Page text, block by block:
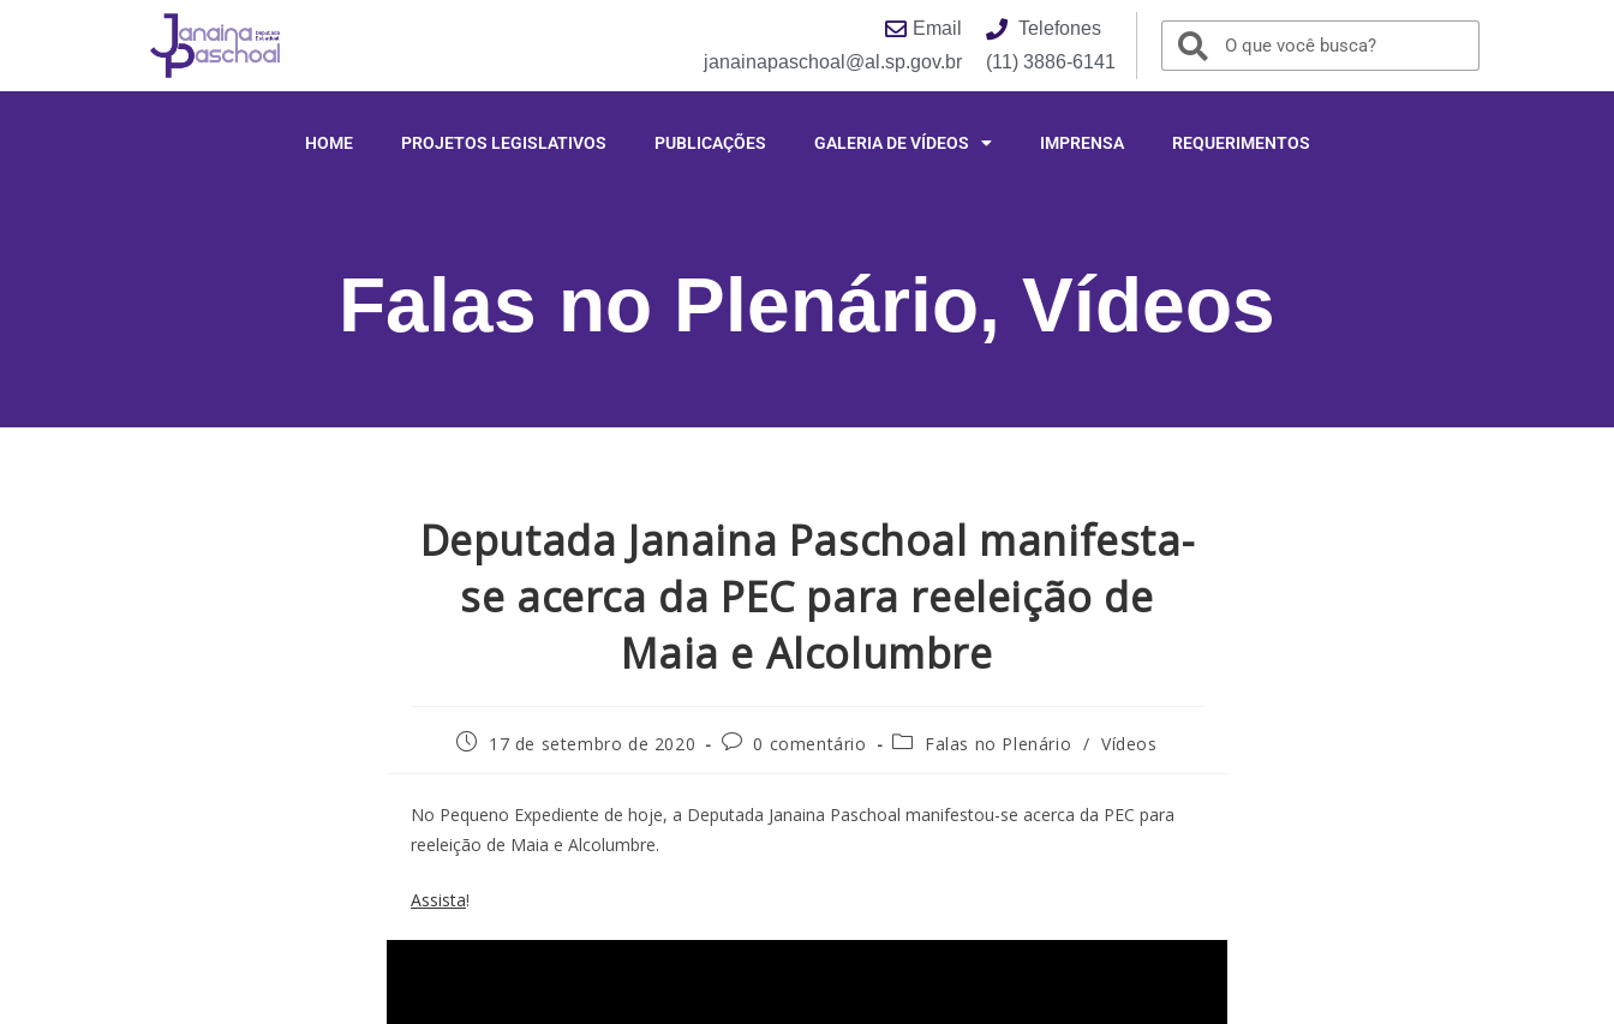
Email
janainapaschoal@al.sp.gov.br
Telefones
(11) 3886-6141
HOME PROJETOS LEGISLATIVOS PUBLICAÇÕES GALERIA DE VÍDEOS IMPRENSA REQUERIMENTOS
Falas no Plenário, Vídeos
Deputada Janaina Paschoal manifesta-
se acerca da PEC para reeleição de
Maia e Alcolumbre
17 de setembro de 2020 0 comentário Falas no Plenário / Vídeos
No Pequeno Expediente de hoje, a Deputada Janaina Paschoal manifestou-se acerca da PEC para
reeleição de Maia e Alcolumbre.
Assista!